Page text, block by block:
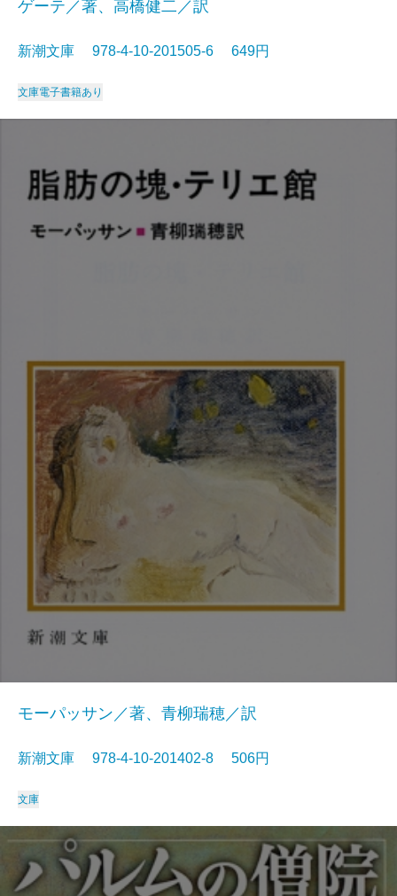
ゲーテ／著、高橋健二／訳
新潮文庫 978-4-10-201505-6 649円
文庫電子書籍あり
モーパッサン／著、青柳瑞穂／訳
新潮文庫 978-4-10-201402-8 506円
文庫